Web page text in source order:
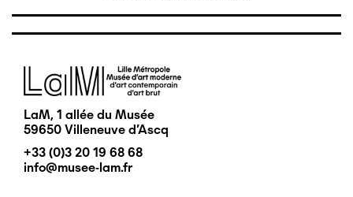
Image
LaM, 1 allée du Musée
59650 Villeneuve d'Ascq
+33 (0)3 20 19 68 68
info@musee-lam.fr